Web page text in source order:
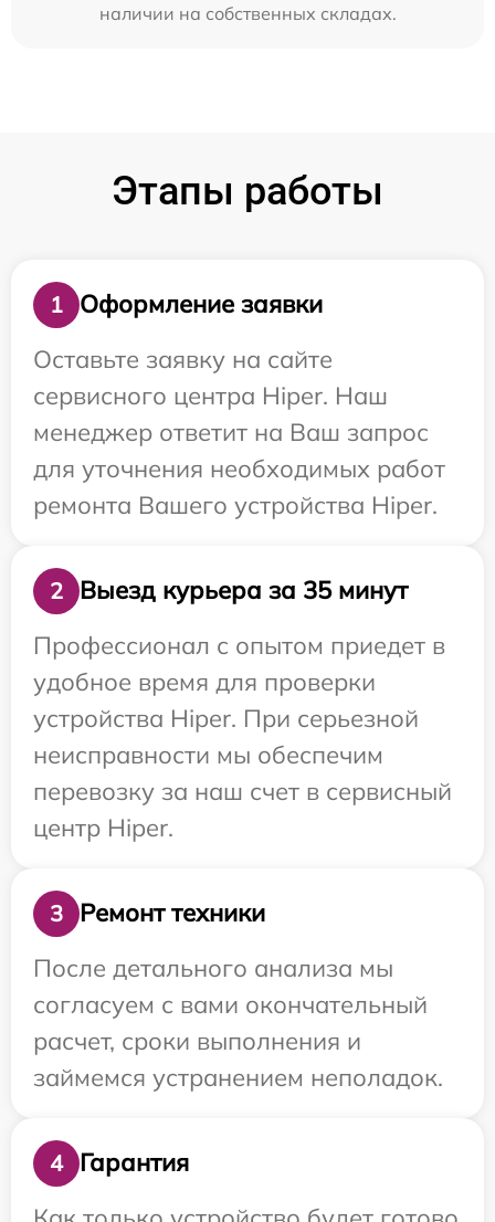
наличии на собственных складах.
Этапы работы
1
Оформление заявки
Оставьте заявку на сайте
сервисного центра Hiper. Наш
менеджер ответит на Ваш запрос
для уточнения необходимых работ
ремонта Вашего устройства Hiper.
2
Выезд курьера за 35 минут
Профессионал с опытом приедет в
удобное время для проверки
устройства Hiper. При серьезной
неисправности мы обеспечим
перевозку за наш счет в сервисный
центр Hiper.
3
Ремонт техники
После детального анализа мы
согласуем с вами окончательный
расчет, сроки выполнения и
займемся устранением неполадок.
4
Гарантия